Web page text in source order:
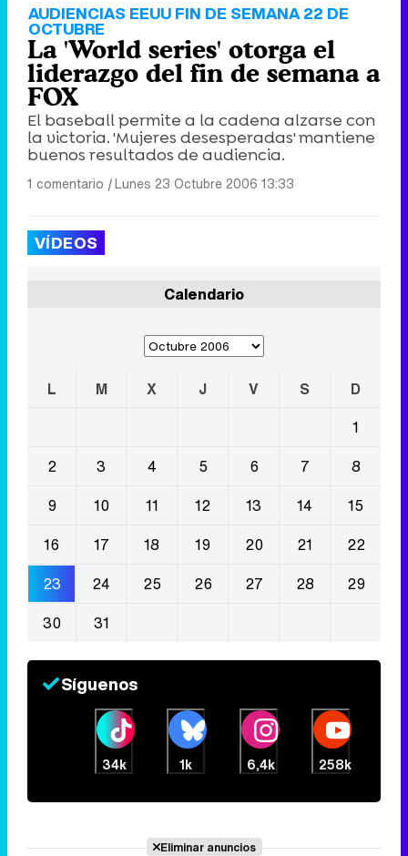
AUDIENCIAS EEUU FIN DE SEMANA 22 DE
OCTUBRE
La 'World series' otorga el
liderazgo del fin de semana a
FOX
El baseball permite a la cadena alzarse con
la victoria. 'Mujeres desesperadas' mantiene
buenos resultados de audiencia.
1 comentario |Lunes 23 Octubre 2006 13:33
VÍDEOS
Calendario
L M X J V S
D
1
2
3 4 5 6 7
8
9
10 11 12 13 14
15
16
17 18 19 20 21
22
23
24 25 26 27 28
29
30
31
Síguenos
34k 1k 6,4k 258k
Eliminar anuncios